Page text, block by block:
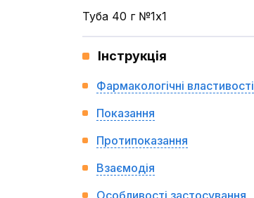
Туба 40 г №1x1
Інструкція
Фармакологічні властивості
Показання
Протипоказання
Взаємодія
Особливості застосування